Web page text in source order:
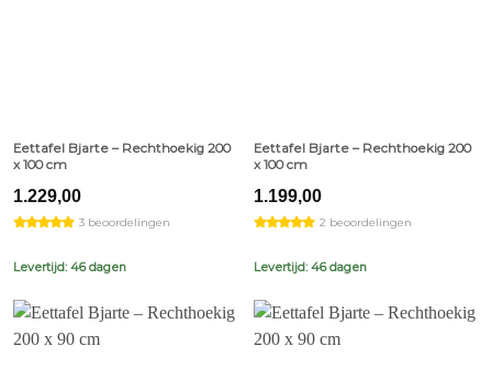
Eettafel Bjarte – Rechthoekig 200
x 100 cm
1.229,00
3 beoordelingen
Levertijd: 46 dagen
Eettafel Bjarte – Rechthoekig 200
x 100 cm
1.199,00
2 beoordelingen
Levertijd: 46 dagen